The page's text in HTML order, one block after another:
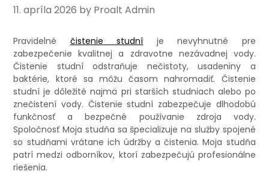
11. apríla 2026 by Proalt Admin
Pravidelné čistenie studní je nevyhnutné pre
zabezpečenie kvalitnej a zdravotne nezávadnej vody.
Čistenie studní odstraňuje nečistoty, usadeniny a
baktérie, ktoré sa môžu časom nahromadiť. Čistenie
studní je dôležité najmä pri starších studniach alebo po
znečistení vody. Čistenie studní zabezpečuje dlhodobú
funkčnosť a bezpečné používanie zdroja vody.
Spoločnosť Moja studňa sa špecializuje na služby spojené
so studňami vrátane ich údržby a čistenia. Moja studňa
patrí medzi odborníkov, ktorí zabezpečujú profesionálne
riešenia.